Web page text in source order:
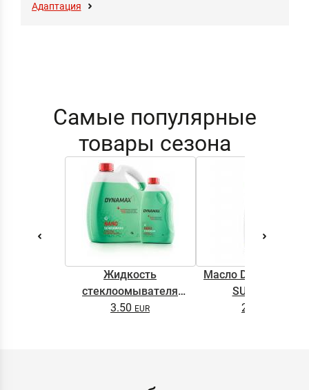
Адаптация
Самые популярные
товары сезона
Жидкость
стеклоомывателя
DYNAMAX SCREENWASH
3.50
Масло DYNAMAX
SUPER 0.5L
2.65